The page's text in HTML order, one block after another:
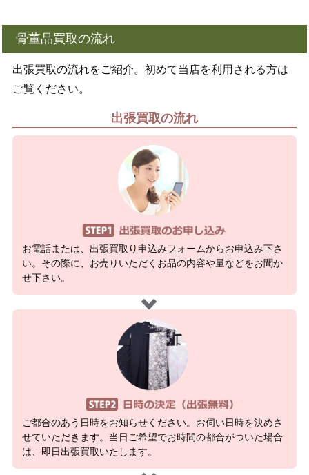
骨董品買取の流れ
出張買取の流れをご紹介。初めて当店を利用される方は
ご覧ください。
出張買取の流れ
お電話または、出張買取り申込みフォームからお申込み下さ
い。その際に、お売りいただくお品の内容や量などをお聞か
せ下さい。
ご都合のあう日時をお知らせください。お伺い日時を決めさ
せていただきます。当日ご希望でお時間の都合がついた場合
は、即日出張買取いたします。